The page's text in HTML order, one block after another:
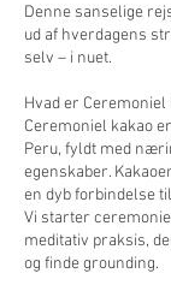
Denne sanselige
ud af hverdagens
selv – i nuet.
Hvad er Ceremoniel
Ceremoniel kakao
Peru, fyldt med
egenskaber.
en dyb forbindelse
Vi starter
meditativ praksis,
og finde grounding.